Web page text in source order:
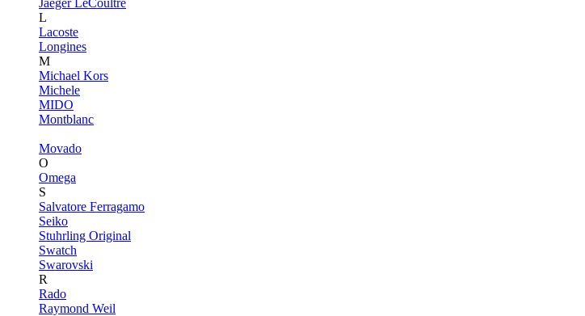
Jaeger LeCoultre
L
Lacoste
Longines
M
Michael Kors
Michele
MIDO
Montblanc
Movado
O
Omega
S
Salvatore Ferragamo
Seiko
Stuhrling Original
Swatch
Swarovski
R
Rado
Raymond Weil